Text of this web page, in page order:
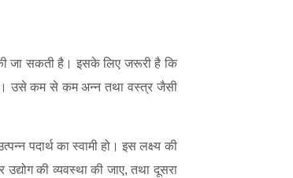
जा सकती है। इसके लिए जरूरी है कि
उसे कम से कम अन्न तथा वस्त्र जैसी
पदार्थ का स्वामी हो। इस लक्ष्य की
उद्योग की व्यवस्था की जाए, तथा दूसरा